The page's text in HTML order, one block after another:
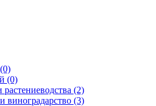
(0)
(2)
виноградарство (3)